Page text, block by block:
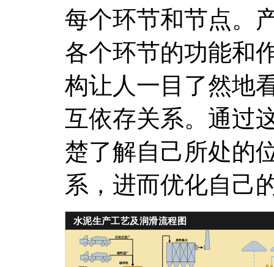
每个环节和节点。
各个环节的功能和
构让人一目了然地
互依存关系。通过
楚了解自己所处的
系，进而优化自己